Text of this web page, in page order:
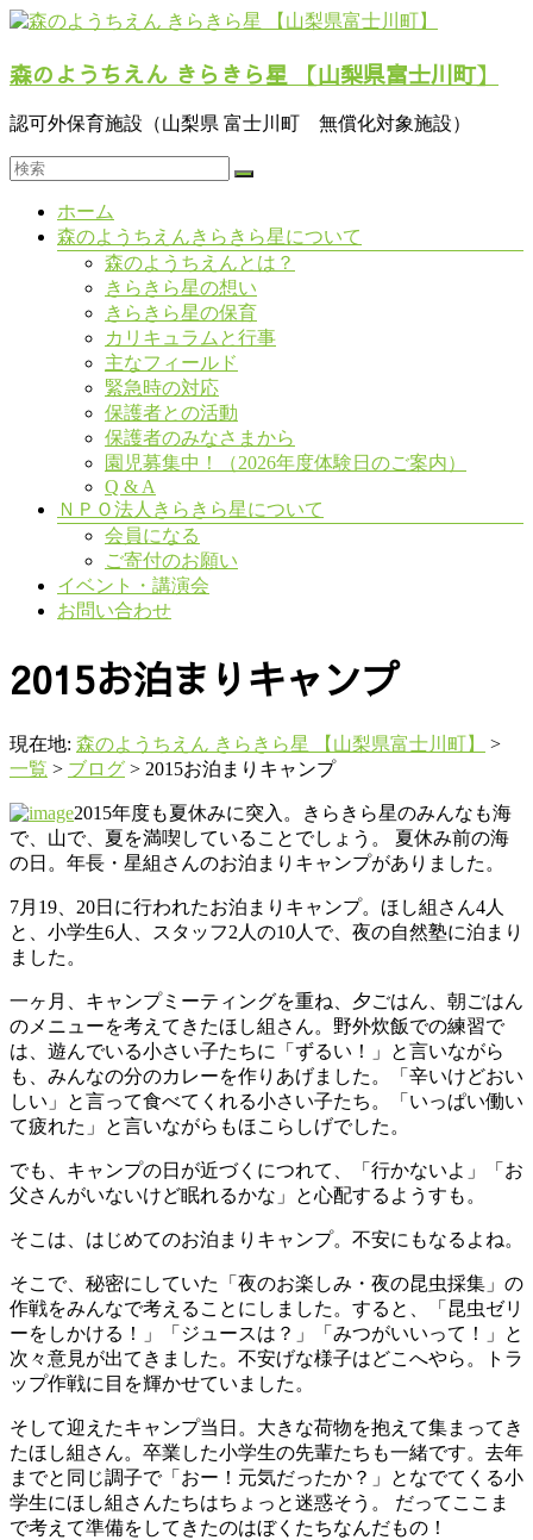
コ
テ
ツ
ス
森のようちえん きらきら星 【山梨県富士川町】
認可外保育施設（山梨県 富士川町 無償化対象施設）
ホーム
森のようちえんきらきら星について
森のようちえんとは？
きらきら星の想い
きらきら星の保育
カリキュラムと行事
主なフィールド
緊急時の対応
保護者との活動
保護者のみなさまから
園児募集中！（2026年度体験日のご案内）
Q & A
ＮＰＯ法人きらきら星について
会員になる
ご寄付のお願い
イベント・講演会
お問い合わせ
2015お泊まりキャンプ
現在地: 森のようちえん きらきら星 【山梨県富士川町】
>
一覧 > ブログ > 2015お泊まりキャンプ
2015年度も夏休みに突入。きらきら星のみんなも海
で、山で、夏を満喫していることでしょう。 夏休み前の海
の日。年長・星組さんのお泊まりキャンプがありました。
7月19、20日に行われたお泊まりキャンプ。ほし組さん4人
と、小学生6人、スタッフ2人の10人で、夜の自然塾に泊まり
ました。
一ヶ月、キャンプミーティングを重ね、夕ごはん、朝ごはん
のメニューを考えてきたほし組さん。野外炊飯での練習で
は、遊んでいる小さい子たちに「ずるい！」と言いながら
も、みんなの分のカレーを作りあげました。「辛いけどおい
しい」と言って食べてくれる小さい子たち。「いっぱい働い
て疲れた」と言いながらもほこらしげでした。
でも、キャンプの日が近づくにつれて、「行かないよ」「お
父さんがいないけど眠れるかな」と心配するようすも。
そこは、はじめてのお泊まりキャンプ。不安にもなるよね。
そこで、秘密にしていた「夜のお楽しみ・夜の昆虫採集」の
作戦をみんなで考えることにしました。すると、「昆虫ゼリ
ーをしかける！」「ジュースは？」「みつがいいって！」と
次々意見が出てきました。不安げな様子はどこへやら。トラ
ップ作戦に目を輝かせていました。
そして迎えたキャンプ当日。大きな荷物を抱えて集まってき
たほし組さん。卒業した小学生の先輩たちも一緒です。去年
までと同じ調子で「おー！元気だったか？」となでてくる小
学生にほし組さんたちはちょっと迷惑そう。 だってここま
で考えて準備をしてきたのはぼくたちなんだもの！